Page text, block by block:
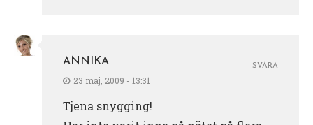
ANNIKA
23 maj, 2009 - 13:31
Tjena snygging!
SVARA